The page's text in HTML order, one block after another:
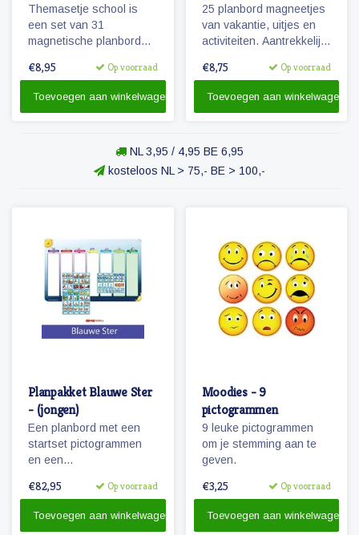
Themasetje school is
een set van 31
magnetische planbord
kinderen en omvat o.a.
schoolreisje.
€8,95 Op voorraad
Toevoegen aan winkelwagen
25 planbord magneetjes
van vakantie, uitjes en
activiteiten. Aantrekkelijk
pictogrammen.
€8,75 Op voorraad
Toevoegen aan winkelwagen
NL 3,95 / 4,95 BE 6,95
kosteloos NL > 75,- BE > 100,-
Planpakket Blauwe Ster
- (jongen)
Een planbord met een
startset pictogrammen
en een
€82,95 Op voorraad
Toevoegen aan winkelwagen
Moodies - 9
pictogrammen
9 leuke pictogrammen
om je stemming aan te
geven.
€3,25 Op voorraad
Toevoegen aan winkelwagen